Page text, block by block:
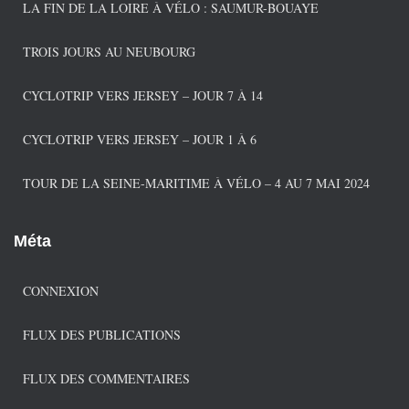
LA FIN DE LA LOIRE À VÉLO : SAUMUR-BOUAYE
TROIS JOURS AU NEUBOURG
CYCLOTRIP VERS JERSEY – JOUR 7 À 14
CYCLOTRIP VERS JERSEY – JOUR 1 À 6
TOUR DE LA SEINE-MARITIME À VÉLO – 4 AU 7 MAI 2024
Méta
CONNEXION
FLUX DES PUBLICATIONS
FLUX DES COMMENTAIRES